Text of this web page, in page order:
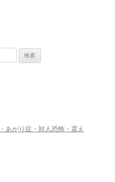
あがり症・対人恐怖・震え